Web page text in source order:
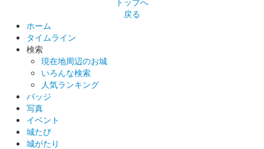
背景に天守閣のイラストが入った御城印。加藤清正公の座右の銘
「履道応乾」も押印されている。
熊本城 御城印
販売終了
秋の限定御城印。紅葉と銀杏がデザインされている。
戻る
ホーム
タイムライン
検索
現在地周辺のお城
いろんな検索
人気ランキング
バッジ
写真
イベント
城たび
城がたり